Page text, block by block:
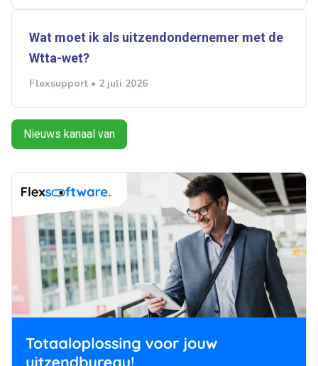
Wat moet ik als uitzendondernemer met de
Wtta-wet?
Flexsupport • 2 juli 2026
Nieuws kanaal van